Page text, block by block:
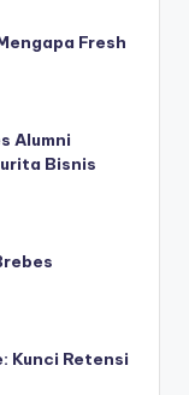
Fresh
Alumni
Bisnis
Kunci Retensi